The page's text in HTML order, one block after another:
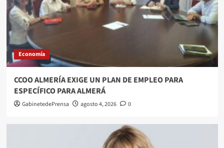
Economía
CCOO ALMERÍA EXIGE UN PLAN DE EMPLEO PARA
ESPECÍFICO PARA ALMERÁ
GabinetedePrensa agosto 4, 2026 0